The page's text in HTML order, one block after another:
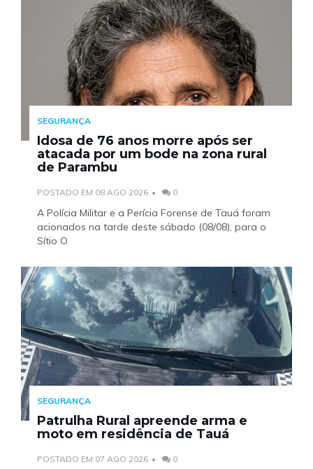
SEGURANÇA
Idosa de 76 anos morre após ser
atacada por um bode na zona rural
de Parambu
POSTADO EM 08 AGO 2026 0
A Polícia Militar e a Perícia Forense de Tauá foram
acionados na tarde deste sábado (08/08), para o
Sítio O
SEGURANÇA
Patrulha Rural apreende arma e
moto em residência de Tauá
POSTADO EM 07 AGO 2026 0